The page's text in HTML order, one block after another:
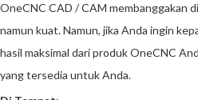
OneCNC CAD / CAM membanggakan
namun kuat. Namun, jika Anda ingin
hasil maksimal dari produk OneCNC
yang tersedia untuk Anda.